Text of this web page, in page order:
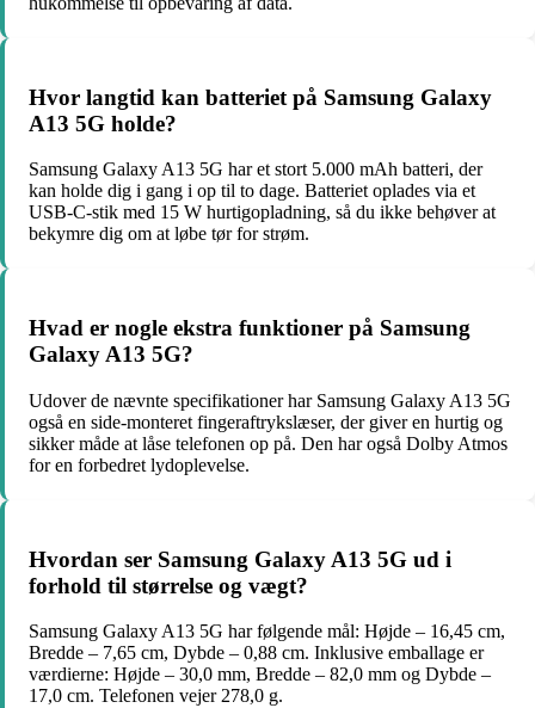
Hvor langtid kan batteriet på Samsung Galaxy
A13 5G holde?
Samsung Galaxy A13 5G har et stort 5.000 mAh batteri, der
kan holde dig i gang i op til to dage. Batteriet oplades via et
USB-C-stik med 15 W hurtigopladning, så du ikke behøver at
bekymre dig om at løbe tør for strøm.
Hvad er nogle ekstra funktioner på Samsung
Galaxy A13 5G?
Udover de nævnte specifikationer har Samsung Galaxy A13 5G
også en side-monteret fingeraftrykslæser, der giver en hurtig og
sikker måde at låse telefonen op på. Den har også Dolby Atmos
for en forbedret lydoplevelse.
Hvordan ser Samsung Galaxy A13 5G ud i
forhold til størrelse og vægt?
Samsung Galaxy A13 5G har følgende mål: Højde – 16,45 cm,
Bredde – 7,65 cm, Dybde – 0,88 cm. Inklusive emballage er
værdierne: Højde – 30,0 mm, Bredde – 82,0 mm og Dybde –
17,0 cm. Telefonen vejer 278,0 g.